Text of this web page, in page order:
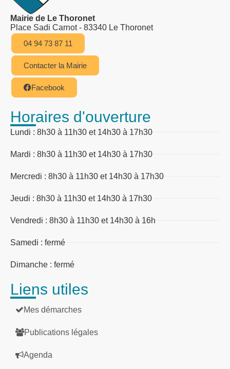
Mairie de Le Thoronet
Place Sadi Carnot - 83340 Le Thoronet
04 94 73 87 11
Contacter la Mairie
Facebook
Horaires d'ouverture
Lundi : 8h30 à 11h30 et 14h30 à 17h30
Mardi : 8h30 à 11h30 et 14h30 à 17h30
Mercredi : 8h30 à 11h30 et 14h30 à 17h30
Jeudi : 8h30 à 11h30 et 14h30 à 17h30
Vendredi : 8h30 à 11h30 et 14h30 à 16h
Samedi : fermé
Dimanche : fermé
Liens utiles
Mes démarches
Publications légales
Agenda